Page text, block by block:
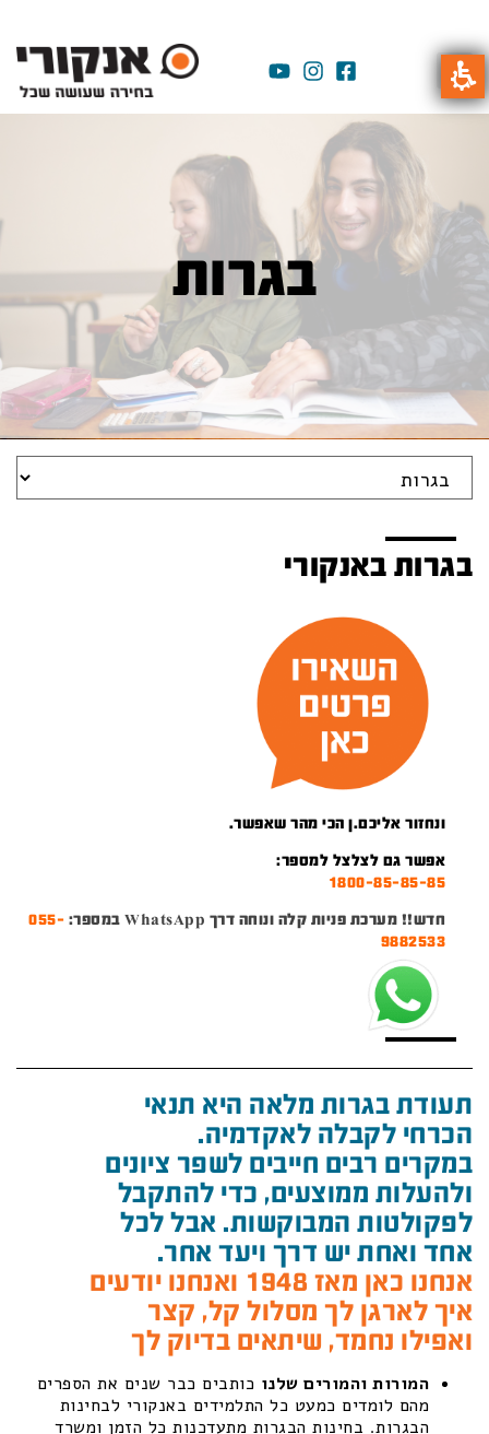
בגרות
בגרות באנקורי
ונחזור אליכם.ן הכי מהר שאפשר.
אפשר גם לצלצל למספר:
1800-85-85-85
חדש!! מערכת פניות קלה ונוחה דרך WhatsApp במספר:
055-
9882533
תעודת בגרות מלאה היא תנאי
הכרחי לקבלה לאקדמיה.
במקרים רבים חייבים לשפר ציונים
ולהעלות ממוצעים, כדי להתקבל
לפקולטות המבוקשות. אבל לכל
אחד ואחת יש דרך ויעד אחר.
אנחנו כאן מאז 1948 ואנחנו יודעים
איך לארגן לך מסלול קל, קצר
ואפילו נחמד, שיתאים בדיוק לך
המורות והמורים שלנו כותבים כבר שנים את הספרים
מהם לומדים כמעט כל התלמידים באנקורי לבחינות
הבגרות. בחינות הבגרות מתעדכנות כל הזמן ומשרד